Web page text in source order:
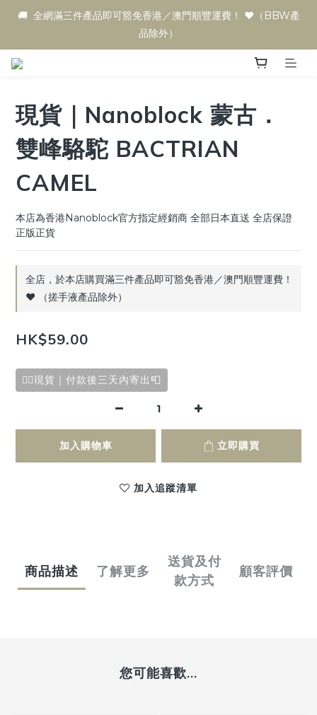
🚚  全網滿三件產品即可豁免香港／澳門順豐運費！ ♥️（BBW產
品除外）
現貨｜Nanoblock 蒙古．
雙峰駱駝 BACTRIAN
CAMEL
本店為香港Nanoblock官方指定經銷商 全部日本直送 全店保證
正版正貨
全店，於本店購買滿三件產品即可豁免香港／澳門順豐運費！
♥️ （搓手液產品除外）
HK$59.00
✌🏻現貨｜付款後三天內寄出📮
加入購物車 立即購買
加入追蹤清單
商品描述 了解更多
送貨及付
款方式
顧客評價
您可能喜歡...